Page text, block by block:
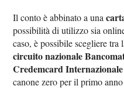
Il conto è abbinato a una
possibilità di utilizzo sia
caso, è possibile scegliere tra
circuito nazionale
Credemcard
canone zero per il primo